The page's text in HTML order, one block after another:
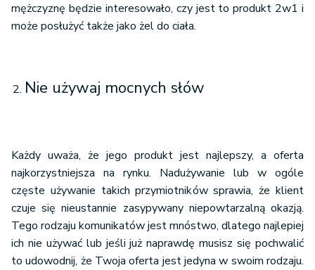
mężczyznę będzie interesowało, czy jest to produkt 2w1 i
może posłużyć także jako żel do ciała.
Nie używaj mocnych słów
Każdy uważa, że jego produkt jest najlepszy, a oferta
najkorzystniejsza na rynku. Nadużywanie lub w ogóle
częste używanie takich przymiotników sprawia, że klient
czuje się nieustannie zasypywany niepowtarzalną okazją.
Tego rodzaju komunikatów jest mnóstwo, dlatego najlepiej
ich nie używać lub jeśli już naprawdę musisz się pochwalić
to udowodnij, że Twoja oferta jest jedyna w swoim rodzaju.